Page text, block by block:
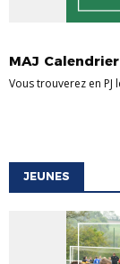
MAJ
Vous trouverez en
JEUNES